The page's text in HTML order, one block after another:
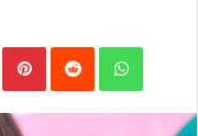
Tumblr Pinterest Reddit